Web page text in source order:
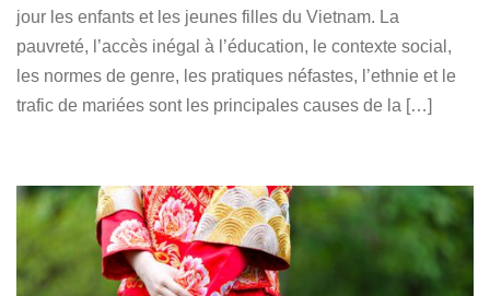
jour les enfants et les jeunes filles du Vietnam. La
pauvreté, l’accès inégal à l’éducation, le contexte social,
les normes de genre, les pratiques néfastes, l’ethnie et le
trafic de mariées sont les principales causes de la […]